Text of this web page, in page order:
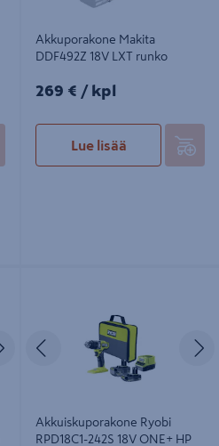
Akkuporakone Makita
DDF492Z 18V LXT runko
269€/kpl
269 € / kpl
Lue lisää
SeuraavaEdellinen
Akkuiskuporakone Ryobi
RPD18C1-242S 18V ONE+ HP